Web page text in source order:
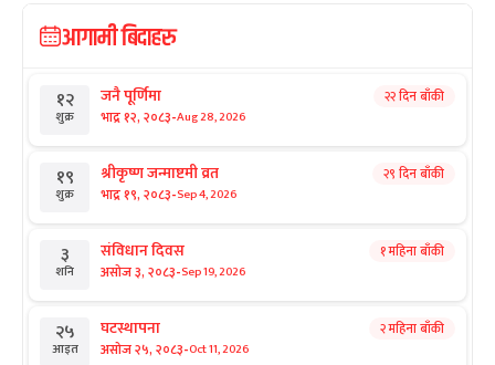
आगामी बिदाहरु
१२
शुक्र
जनै पूर्णिमा
भाद्र १२, २०८३-Aug 28, 2026
२२ दिन बाँकी
१९
शुक्र
श्रीकृष्ण जन्माष्टमी व्रत
भाद्र १९, २०८३-Sep 4, 2026
२९ दिन बाँकी
३
शनि
संविधान दिवस
असोज ३, २०८३-Sep 19, 2026
१ महिना बाँकी
२५
आइत
घटस्थापना
असोज २५, २०८३-Oct 11, 2026
२ महिना बाँकी